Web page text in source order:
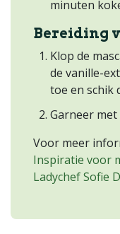
minuten
Bereiding
Klop de
de vanille-
toe en schik
Garneer met
Voor meer
Inspiratie voor
Ladychef Sofie